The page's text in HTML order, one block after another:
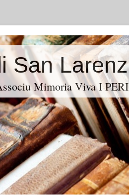
Mimoria Viva I PERI